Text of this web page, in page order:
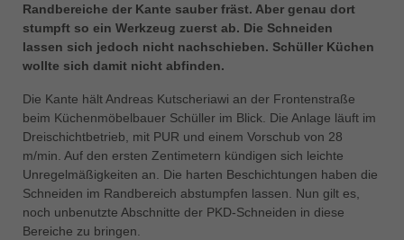
USA
english
Việt Nam
中国
中文
ประเทศไทย
ไทย
Україна
Randbereiche der Kante sauber fräst. Aber genau dort
stumpft so ein Werkzeug zuerst ab. Die Schneiden
lassen sich jedoch nicht nachschieben. Schüller Küchen
wollte sich damit nicht abfinden.
Die Kante hält Andreas Kutscheriawi an der Frontenstraße
beim Küchenmöbelbauer Schüller im Blick. Die Anlage läuft im
Dreischichtbetrieb, mit PUR und einem Vorschub von 28
m/min. Auf den ersten Zentimetern kündigen sich leichte
Unregelmäßigkeiten an. Die harten Beschichtungen haben die
Schneiden im Randbereich abstumpfen lassen. Nun gilt es,
noch unbenutzte Abschnitte der PKD-Schneiden in diese
Bereiche zu bringen.